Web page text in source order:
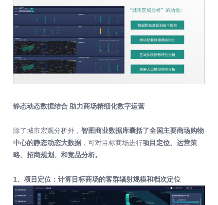
静态动态数据结合 助力商场精细化数字运营
除了城市宏观分析外， 智图商业数据库囊括了全国主要商场购物
中心的静态动态大数据，可对目标商场进行项目定位、运营策
略、招商规划、和竞品分析。
1、项目定位：计算目标商场的客群辐射规模和档次定位